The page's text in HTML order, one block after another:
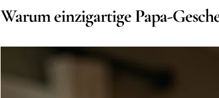
Warum einzigartige Papa-